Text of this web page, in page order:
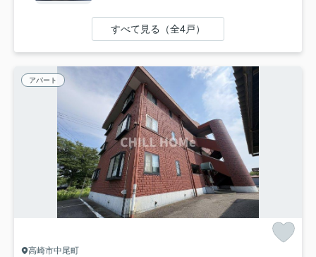
すべて見る（全4戸）
アパート
高崎市中尾町